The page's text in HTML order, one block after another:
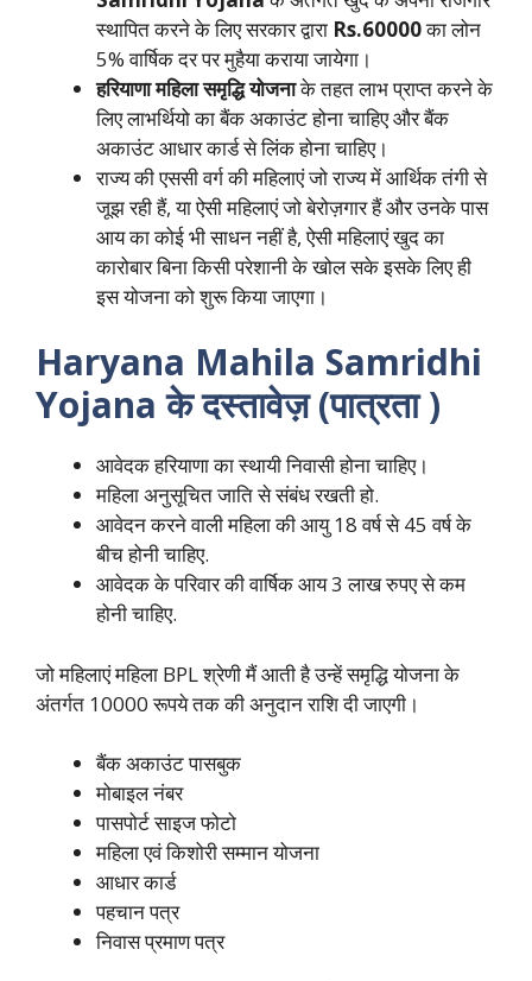
स्थापित करने के लिए सरकार द्वारा Rs.60000का लोन
5% वार्षिक दर पर मुहैया कराया जायेगा।
हरियाणा महिला समृद्धि योजनाके तहत लाभ प्राप्त करने के
लिए लाभर्थियो का बैंक अकाउंट होना चाहिए और बैंक
अकाउंट आधार कार्ड से लिंक होना चाहिए।
राज्य की एससी वर्ग की महिलाएं जो राज्य में आर्थिक तंगी से
जूझ रही हैं, या ऐसी महिलाएं जो बेरोज़गार हैं और उनके पास
आय का कोई भी साधन नहीं है, ऐसी महिलाएं खुद का
कारोबार बिना किसी परेशानी के खोल सके इसके लिए ही
इस योजना को शुरू किया जाएगा।
Haryana Mahila Samridhi
Yojana के दस्तावेज़ (पात्रता )
आवेदक हरियाणा का स्थायी निवासी होना चाहिए।
महिला अनुसूचित जाति से संबंध रखती हो.
आवेदन करने वाली महिला की आयु 18 वर्ष से 45 वर्ष के
बीच होनी चाहिए.
आवेदक के परिवार की वार्षिक आय 3 लाख रुपए से कम
होनी चाहिए.
जो महिलाएं महिला BPL श्रेणी मैं आती है उन्हें समृद्धि योजना के
अंतर्गत 10000 रूपये तक की अनुदान राशि दी जाएगी।
बैंक अकाउंट पासबुक
मोबाइल नंबर
पासपोर्ट साइज फोटो
महिला एवं किशोरी सम्मान योजना
आधार कार्ड
पहचान पत्र
निवास प्रमाण पत्र